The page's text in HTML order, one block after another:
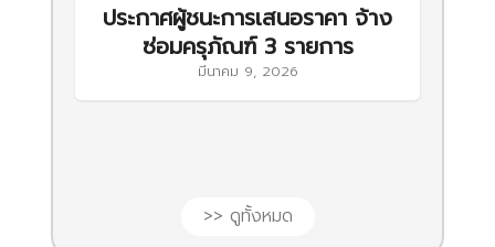
ประกาศผู้ชนะการเสนอราคา จ้าง
ซ่อมครุภัณฑ์ 3 รายการ
มีนาคม 9, 2026
>> ดูทั้งหมด